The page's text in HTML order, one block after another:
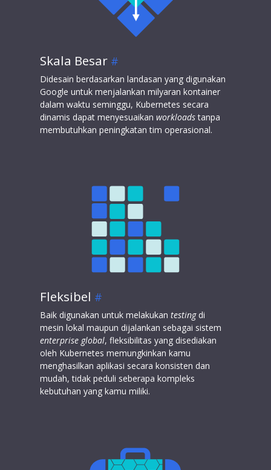
Skala Besar
Didesain berdasarkan landasan yang digunakan
Google untuk menjalankan milyaran kontainer
dalam waktu seminggu, Kubernetes secara
dinamis dapat menyesuaikanworkloadstanpa
membutuhkan peningkatan tim operasional.
Fleksibel
Baik digunakan untuk melakukantestingdi
mesin lokal maupun dijalankan sebagai sistem
enterprise global, fleksibilitas yang disediakan
oleh Kubernetes memungkinkan kamu
menghasilkan aplikasi secara konsisten dan
mudah, tidak peduli seberapa kompleks
kebutuhan yang kamu miliki.